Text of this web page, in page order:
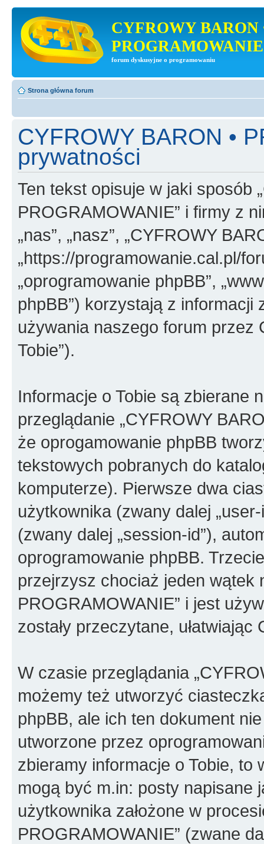
CYFROWY BARON
PROGRAMOWANIE
forum dyskusyjne o programowaniu
Strona główna forum
CYFROWY BARON •
prywatności
Ten tekst opisuje w jaki sposób
PROGRAMOWANIE” i firmy z
„nas”, „nasz”, „CYFROWY
„https://programowanie.cal.pl/
„oprogramowanie phpBB”,
phpBB”) korzystają z
używania naszego forum przez
Tobie”).
Informacje o Tobie są zbierane
przeglądanie „CYFROWY
że oprogamowanie phpBB
tekstowych pobranych do
komputerze). Pierwsze dwa
użytkownika (zwany dalej
(zwany dalej „session-id”),
oprogramowanie phpBB.
przejrzysz chociaż jeden wątek
PROGRAMOWANIE” i jest
zostały przeczytane,
W czasie przeglądania
możemy też utworzyć
phpBB, ale ich ten dokument
utworzone przez
zbieramy informacje o Tobie, to
mogą być m.in: posty napisane
użytkownika założone w
PROGRAMOWANIE” (zwane